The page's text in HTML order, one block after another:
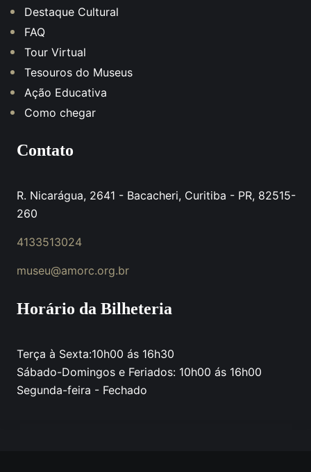
Destaque Cultural
FAQ
Tour Virtual
Tesouros do Museus
Ação Educativa
Como chegar
Contato
R. Nicarágua, 2641 - Bacacheri, Curitiba - PR, 82515-
260
4133513024
museu@amorc.org.br
Horário da Bilheteria
Terça à Sexta:10h00 ás 16h30
Sábado-Domingos e Feriados: 10h00 ás 16h00
Segunda-feira - Fechado